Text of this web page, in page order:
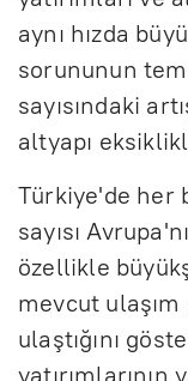
aynı hızda
sorununun
sayısındaki
altyapı
Türkiye'de her
sayısı
özellikle
mevcut ulaşım
ulaştığını
yatırımlarının